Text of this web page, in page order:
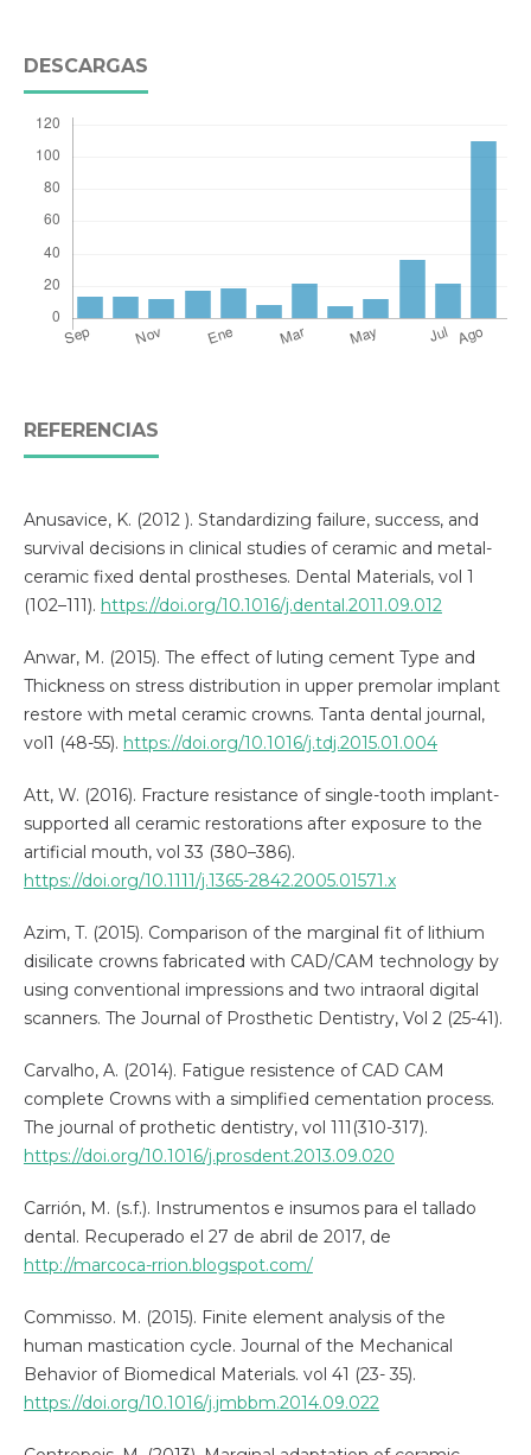
DESCARGAS
REFERENCIAS
Anusavice, K. (2012 ). Standardizing failure, success, and
survival decisions in clinical studies of ceramic and metal-
ceramic fixed dental prostheses. Dental Materials, vol 1
(102–111). https://doi.org/10.1016/j.dental.2011.09.012
Anwar, M. (2015). The effect of luting cement Type and
Thickness on stress distribution in upper premolar implant
restore with metal ceramic crowns. Tanta dental journal,
vol1 (48-55). https://doi.org/10.1016/j.tdj.2015.01.004
Att, W. (2016). Fracture resistance of single-tooth implant-
supported all ceramic restorations after exposure to the
artificial mouth, vol 33 (380–386).
https://doi.org/10.1111/j.1365-2842.2005.01571.x
Azim, T. (2015). Comparison of the marginal fit of lithium
disilicate crowns fabricated with CAD/CAM technology by
using conventional impressions and two intraoral digital
scanners. The Journal of Prosthetic Dentistry, Vol 2 (25-41).
Carvalho, A. (2014). Fatigue resistence of CAD CAM
complete Crowns with a simplified cementation process.
The journal of prothetic dentistry, vol 111(310-317).
https://doi.org/10.1016/j.prosdent.2013.09.020
Carrión, M. (s.f.). Instrumentos e insumos para el tallado
dental. Recuperado el 27 de abril de 2017, de
http://marcoca-rrion.blogspot.com/
Commisso. M. (2015). Finite element analysis of the
human mastication cycle. Journal of the Mechanical
Behavior of Biomedical Materials. vol 41 (23- 35).
https://doi.org/10.1016/j.jmbbm.2014.09.022